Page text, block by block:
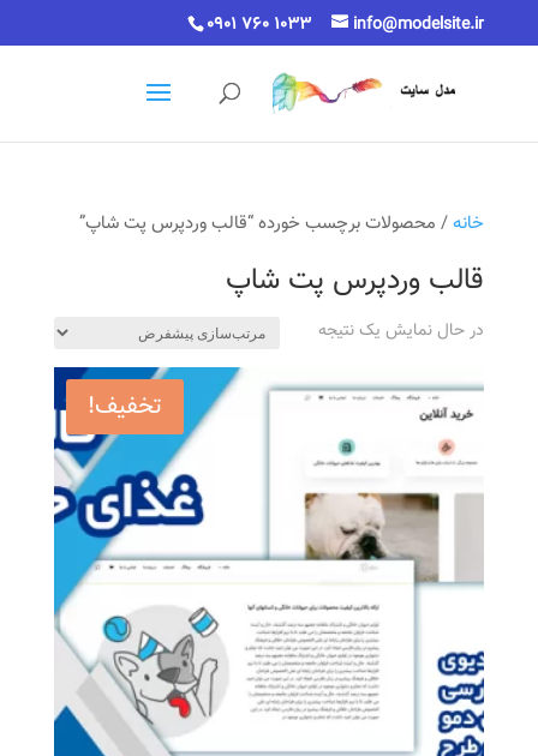
0901 760 1033 info@modelsite.ir
خانه/ محصولات برچسب خورده “قالب وردپرس پت شاپ”
قالب وردپرس پت شاپ
در حال نمایش یک نتیجه
تخفیف!